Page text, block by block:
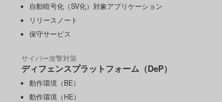
自動暗号化（SV化）対象アプリケーション
リリースノート
保守サービス
サイバー攻撃対策
ディフェンスプラットフォーム（DeP）
動作環境（BE）
動作環境（HE）